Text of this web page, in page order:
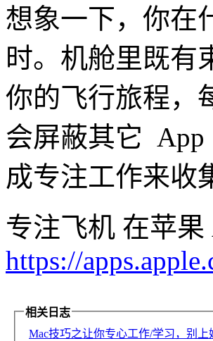
想象一下，你
时。机舱里既有
你的飞行旅程，
会屏蔽其它 App
成专注工作来收
专注飞机 在苹果
https://
相关日志
Mac技巧之让你专心工作/学习，别上